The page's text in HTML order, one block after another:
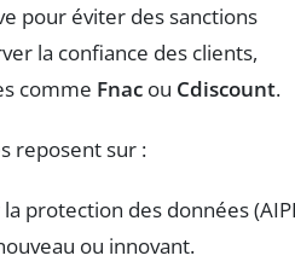
pour éviter des sanctions
la confiance des clients,
comme Fnac ou Cdiscount.
reposent sur :
la protection des données
ou innovant.